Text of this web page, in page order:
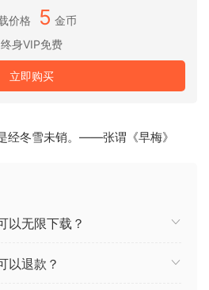
v9 2 0 Revision 2 macOS.zip
v4 4 0 macOS.zip
0 macOS.zip
4 0 macOS.zip
macOS.zip
0 macOS.zip
价格 5 金币
终身VIP免费
立即购买
经冬雪未销。——张谓《早梅》
以无限下载？
以退款？